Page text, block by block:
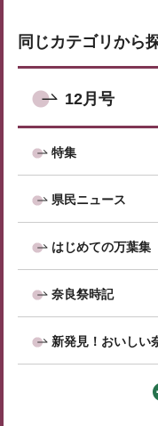
同じカテゴリから
12月号
特集
県民ニュース
はじめての万葉集
奈良祭時記
新発見！おいしい